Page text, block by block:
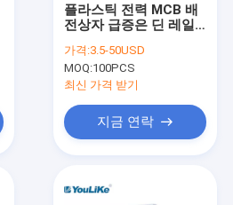
플라스틱 전력 MCB 배
전상자 급증은 딘 레일
했습니다
가격:3.5-50USD
MOQ:100PCS
최신 가격 받기
지금 연락